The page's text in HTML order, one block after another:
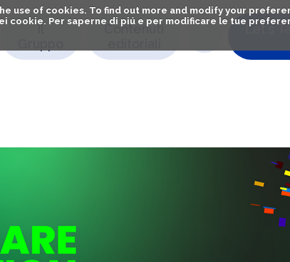
use of cookies. To find out more and modify your
Per saperne di piú e per modificare le tue
Let's
Il
Contenuti